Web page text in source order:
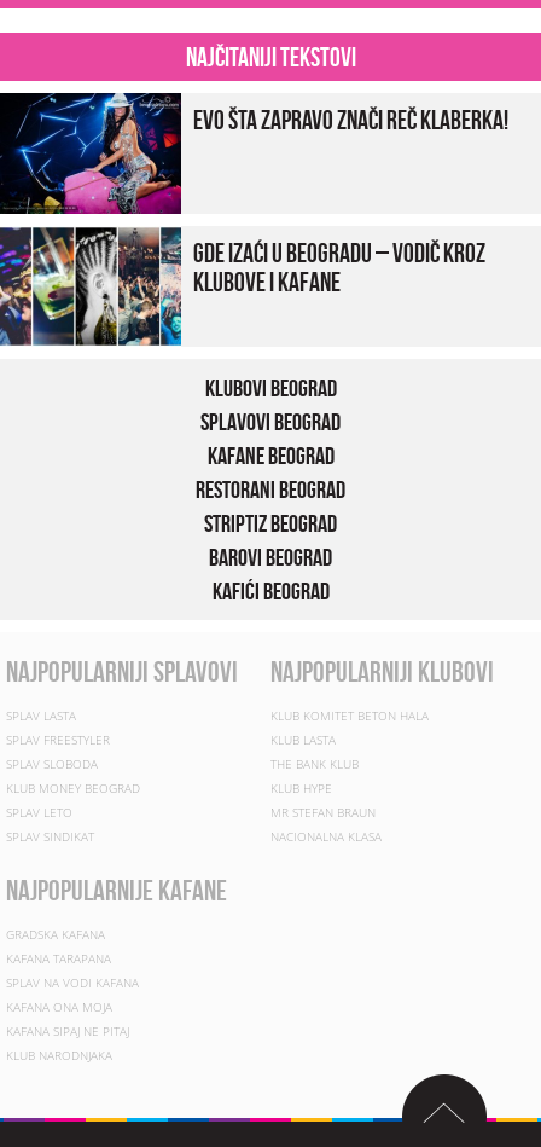
Najčitaniji tekstovi
Evo šta zapravo znači reč klaberka!
Gde izaći u Beogradu – vodič kroz
klubove i kafane
Klubovi Beograd
Splavovi Beograd
Kafane Beograd
Restorani Beograd
Striptiz Beograd
Barovi Beograd
Kafići Beograd
najpopularniji splavovi
SPLAV LASTA
SPLAV FREESTYLER
SPLAV SLOBODA
KLUB MONEY BEOGRAD
SPLAV LETO
SPLAV SINDIKAT
najpopularniji klubovi
KLUB KOMITET BETON HALA
KLUB LASTA
THE BANK KLUB
KLUB HYPE
MR STEFAN BRAUN
NACIONALNA KLASA
najpopularnije kafane
GRADSKA KAFANA
KAFANA TARAPANA
SPLAV NA VODI KAFANA
KAFANA ONA MOJA
KAFANA SIPAJ NE PITAJ
KLUB NARODNJAKA